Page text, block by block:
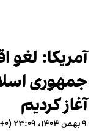
آمریکا: لغو
جمهوری
آغاز کردیم
۹ بهمن ۱۴۰۴، ۲۳:۰۹ (‎+۰ گرینویچ)